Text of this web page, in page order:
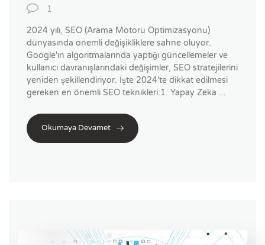
1
2024 yılı, SEO (Arama Motoru Optimizasyonu)
dünyasında önemli değişikliklere sahne oluyor.
Google'ın algoritmalarında yaptığı güncellemeler ve
kullanıcı davranışlarındaki değişimler, SEO stratejilerini
yeniden şekillendiriyor. İşte 2024'te dikkat edilmesi
gereken en önemli SEO teknikleri:1. Yapay Zeka ...
Okumaya Devamet